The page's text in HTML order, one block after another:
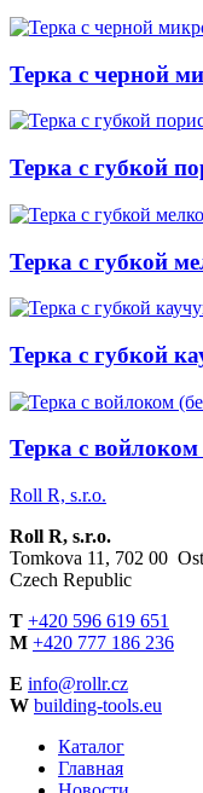
Терка с черной
Терка с губкой
Терка с губкой
Терка с губкой
Терка с
Roll R, s.r.o.
Roll R, s.r.o.
Tomkova 11, 702 00
Czech Republic
T +420 596 619 651
M +420 777 186 236
Е info@rollr.cz
W building-tools.eu
Каталог
Главная